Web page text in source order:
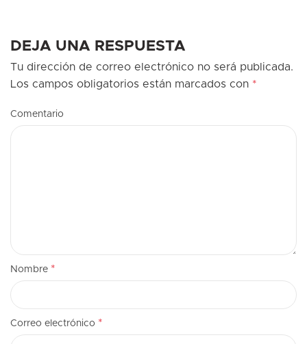
DEJA UNA RESPUESTA
Tu dirección de correo electrónico no será publicada.
Los campos obligatorios están marcados con *
Comentario
Nombre *
Correo electrónico *